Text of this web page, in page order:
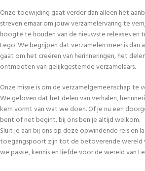
Onze toewijding gaat verder dan alleen het
streven ernaar om jouw verzamelervaring te
hoogte te houden van de nieuwste releases en
Lego. We begrijpen dat verzamelen meer is
gaat om het creëren van herinneringen, het
ontmoeten van gelijkgestemde verzamelaars.
Onze missie is om de verzamelgemeenschap te
We geloven dat het delen van verhalen,
kern vormt van wat we doen. Of je nu een
bent of net begint, bij ons ben je altijd welkom.
Sluit je aan bij ons op deze opwindende reis en
toegangspoort zijn tot de betoverende wereld
we passie, kennis en liefde voor de wereld van